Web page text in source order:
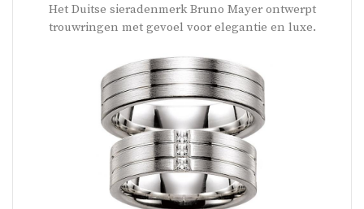
Het Duitse sieradenmerk Bruno Mayer ontwerpt
trouwringen met gevoel voor elegantie en luxe.